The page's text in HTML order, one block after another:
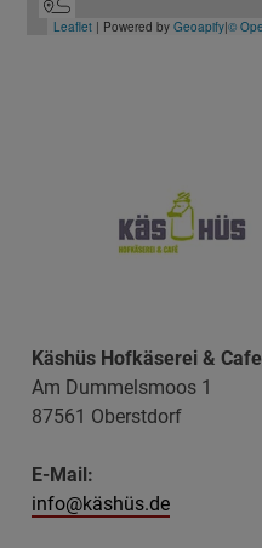
Käshüs Hofkäserei & Cafe
Am Dummelsmoos 1
87561 Oberstdorf
E-Mail:
info@käshüs.de